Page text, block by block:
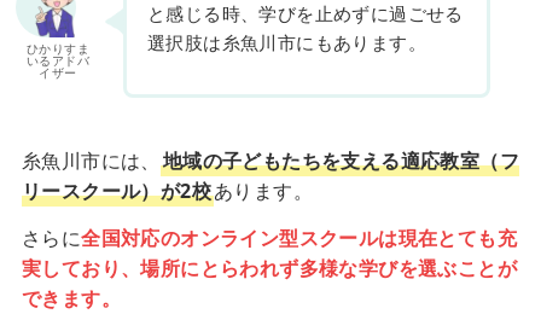
ひかりすま
いるアドバ
イザー
と感じる時、学びを止めずに過ごせる
選択肢は糸魚川市にもあります。
糸魚川市には、 地域の子どもたちを支える適応教室（フ
リースクール）が2校あります。
さらに全国対応のオンライン型スクールは現在とても充
実しており、場所にとらわれず多様な学びを選ぶことが
できます。